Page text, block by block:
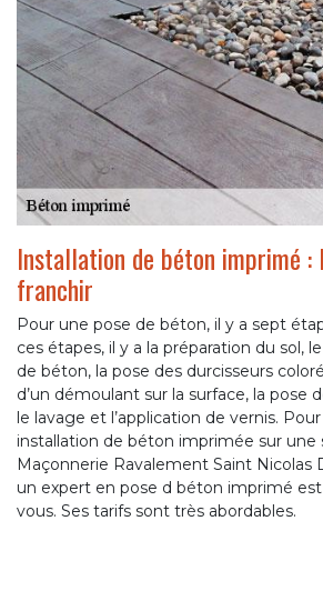
Installation de béton imprimé :
franchir
Pour une pose de béton, il y a sept
ces étapes, il y a la préparation du sol,
de béton, la pose des durcisseurs
d’un démoulant sur la surface, la pose
le lavage et l’application de vernis.
installation de béton imprimée sur une
Maçonnerie Ravalement Saint Nicolas
un expert en pose d béton imprimé
vous. Ses tarifs sont très abordables.